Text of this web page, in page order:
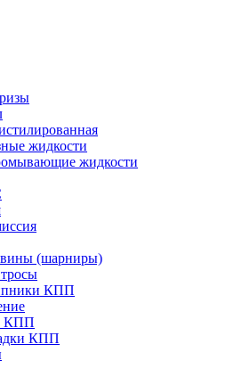
жидкости
жидкости
(шарниры)
КПП
КПП
КПП